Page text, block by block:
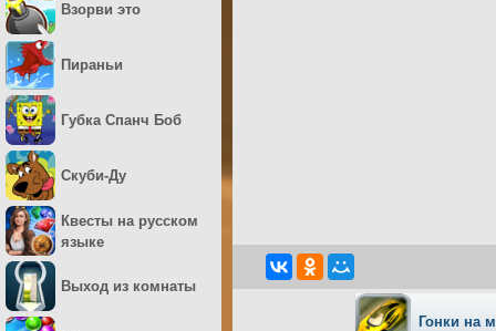
Гонки на
Взорви это
Пираньи
Губка Спанч Боб
Скуби-Ду
Квесты на русском
языке
Выход из комнаты